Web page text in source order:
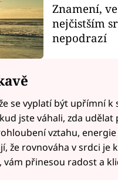
Znamení,
nejčistším
nepodrazí
se vyplatí být upřímní
jste váhali, zda
vztahu,
že rovnováha v srdci je
vám přinesou radost a